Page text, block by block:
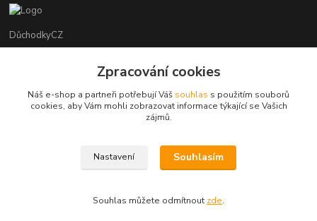
DůchodkyCZ
+420 412384749
objednavky@duchodky.cz
Zpracování cookies
Náš e-shop a partneři potřebují Váš souhlas s použitím souborů
cookies, aby Vám mohli zobrazovat informace týkající se Vašich
zájmů.
Nastavení Souhlasím
Souhlas můžete odmítnout zde.